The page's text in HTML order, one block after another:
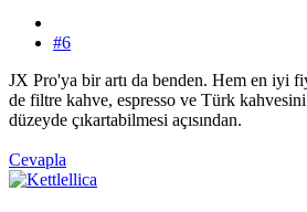
#6
JX Pro'ya bir artı da benden. Hem en iyi
de filtre kahve, espresso ve Türk
düzeyde çıkartabilmesi açısından.
Cevapla